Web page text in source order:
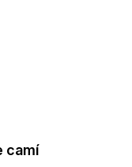
camí